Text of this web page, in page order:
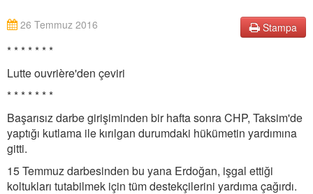
SCRIVETECI
Stampa
26 Temmuz 2016
* * * * * * *
Lutte ouvrière'den çeviri
* * * * * * *
Başarısız darbe girişiminden bir hafta sonra CHP, Taksim'de
yaptığı kutlama ile kırılgan durumdaki hükümetin yardımına
gitti.
15 Temmuz darbesinden bu yana Erdoğan, işgal ettiği
koltukları tutabilmek için tüm destekçilerini yardıma çağırdı.